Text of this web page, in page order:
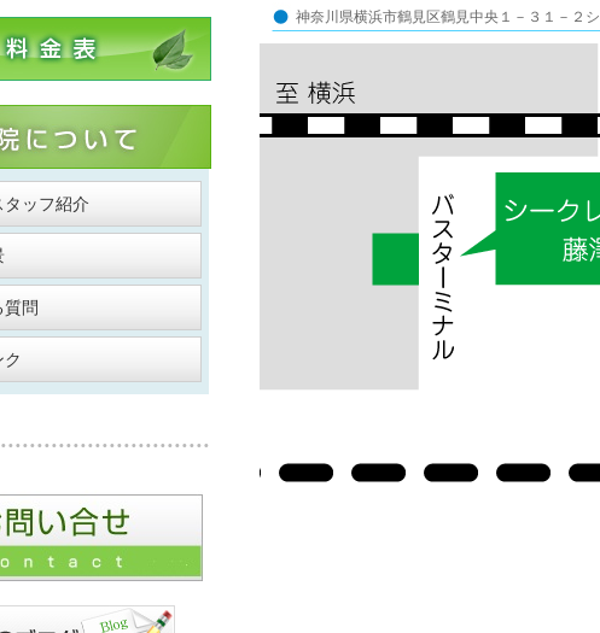
タッフ紹介
質問
神奈川県横浜市鶴見区鶴見中央１－３１－２